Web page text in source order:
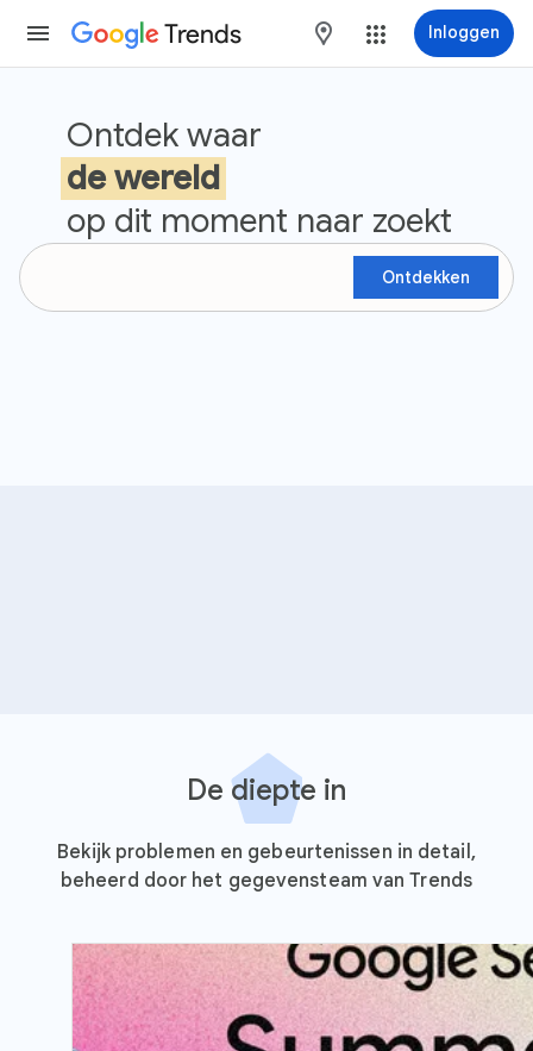
Trends maps Inloggen
Ontdek waar
de wereld
op dit moment naar zoekt
Ontdekken
De diepte in
Bekijk problemen en gebeurtenissen in detail,
beheerd door het gegevensteam van Trends